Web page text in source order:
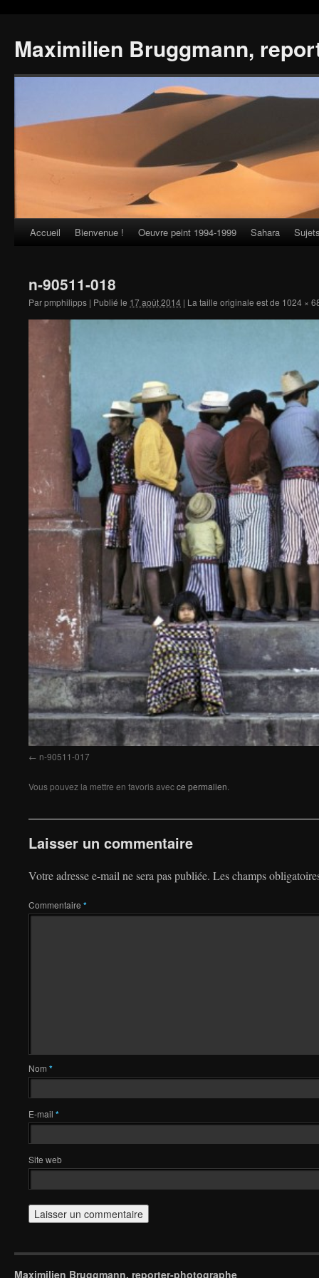
Maximilien Bruggmann,
Skip
content
Accueil Bienvenue ! Oeuvre peint 1994-1999 Sahara
n-90511-018
Parpmphilipps | Publié le 17 août 2014 | La taille originale est de 1024 ×
n-90511-017
Vous pouvez la mettre en favoris avecce permalien.
Laisser un commentaire
Votre adresse e-mail ne sera pas publiée. Les champs
Commentaire *
Nom *
E-mail *
Site web
Maximilien Bruggmann, reporter-photographe